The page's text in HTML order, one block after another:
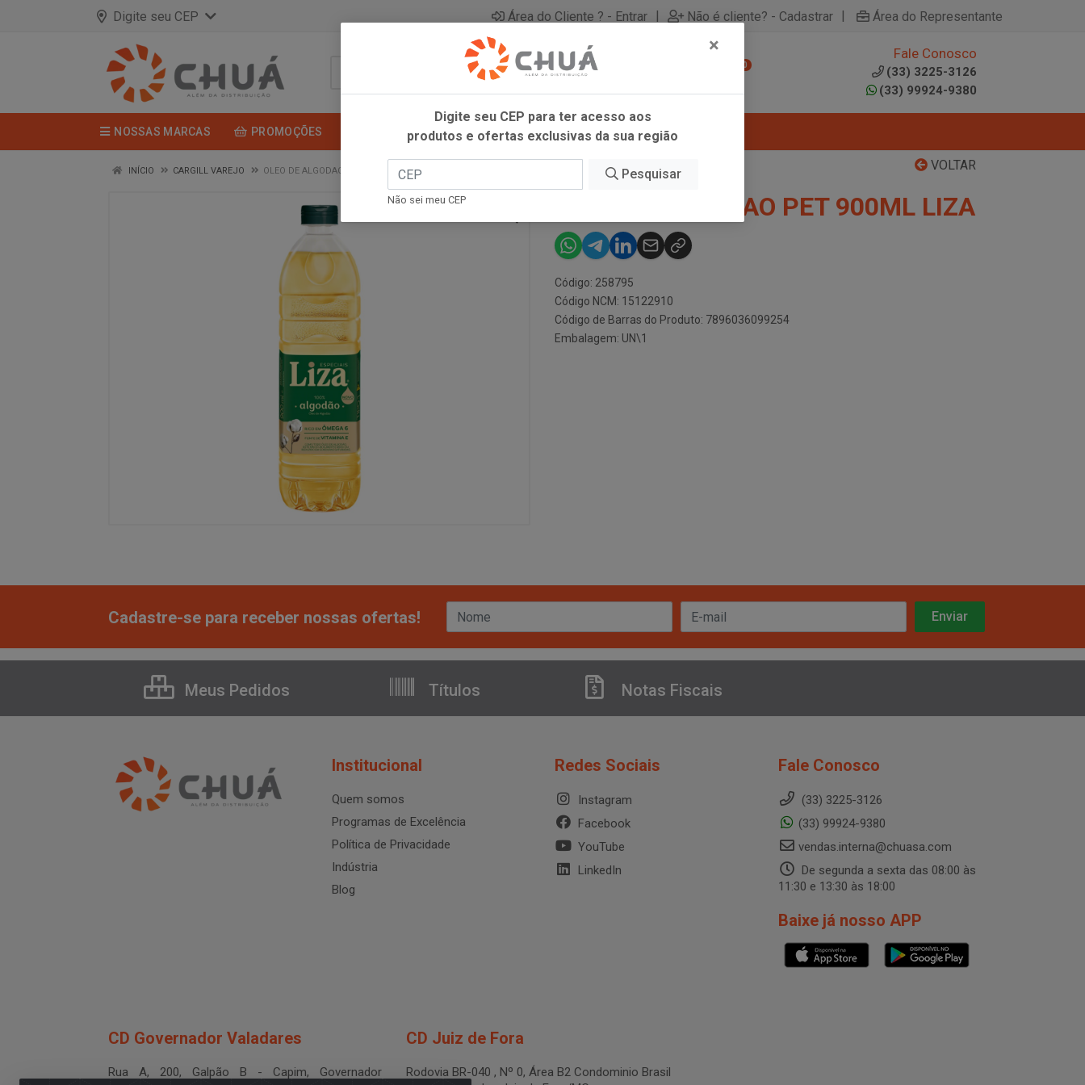
Digite seu CEP Área do Cliente ? - Entrar | Não é cliente? - Cadastrar | Área do Representante
0
Fale Conosco
(33) 3225-3126
(33) 99924-9380
NOSSAS MARCAS PROMOÇÕES
VOLTAR
INÍCIO CARGILL VAREJO OLEO DE ALGODAO PET 900ML LIZA
OLEO DE ALGODAO PET 900ML LIZA
Código: 258795
Código NCM: 15122910
Código de Barras do Produto: 7896036099254
Embalagem: UN\1
Cadastre-se para receber nossas ofertas!
Meus Pedidos Títulos Notas Fiscais
Institucional
Quem somos
Programas de Excelência
Política de Privacidade
Indústria
Blog
Redes Sociais
Instagram
Facebook
YouTube
LinkedIn
Fale Conosco
(33) 3225-3126
(33) 99924-9380
vendas.interna@chuasa.com
De segunda a sexta das 08:00 às
11:30 e 13:30 às 18:00
Baixe já nosso APP
CD Governador Valadares
Rua A, 200, Galpão B - Capim, Governador
CD Juiz de Fora
Rodovia BR-040 , Nº 0, Área B2 Condominio Brasil
×
Digite seu CEP para ter acesso aos
produtos e ofertas exclusivas da sua região
Pesquisar
Não sei meu CEP